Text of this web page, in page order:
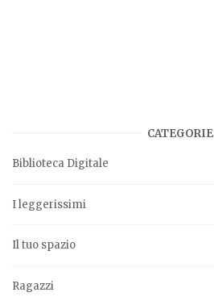
CATEGORIE
Biblioteca Digitale
I leggerissimi
Il tuo spazio
Ragazzi